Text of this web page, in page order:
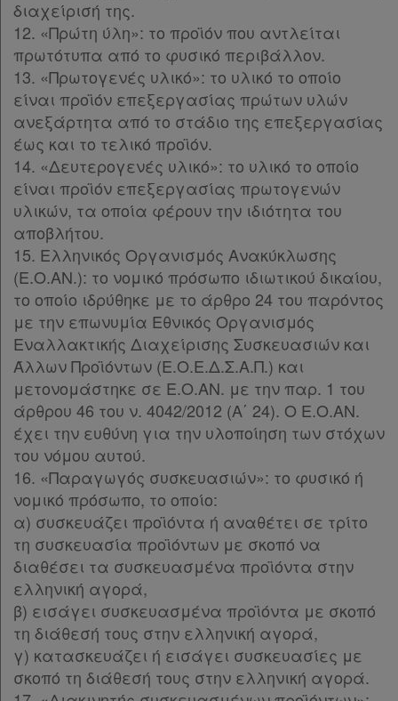
διαχείρισή της.
12. «Πρώτη ύλη»: το προϊόν που αντλείται
πρωτότυπα από το φυσικό περιβάλλον.
13. «Πρωτογενές υλικό»: το υλικό το οποίο
είναι προϊόν επεξεργασίας πρώτων υλών
ανεξάρτητα από το στάδιο της επεξεργασίας
έως και το τελικό προϊόν.
14. «Δευτερογενές υλικό»: το υλικό το οποίο
είναι προϊόν επεξεργασίας πρωτογενών
υλικών, τα οποία φέρουν την ιδιότητα του
αποβλήτου.
15. Ελληνικός Οργανισμός Ανακύκλωσης
(Ε.Ο.ΑΝ.): το νομικό πρόσωπο ιδιωτικού δικαίου,
το οποίο ιδρύθηκε με το άρθρο 24 του παρόντος
με την επωνυμία Εθνικός Οργανισμός
Εναλλακτικής Διαχείρισης Συσκευασιών και
Άλλων Προϊόντων (Ε.Ο.Ε.Δ.Σ.Α.Π.) και
μετονομάστηκε σε Ε.Ο.ΑΝ. με την παρ. 1 του
άρθρου 46 του ν. 4042/2012 (Α΄ 24). Ο Ε.Ο.ΑΝ.
έχει την ευθύνη για την υλοποίηση των στόχων
του νόμου αυτού.
16. «Παραγωγός συσκευασιών»: το φυσικό ή
νομικό πρόσωπο, το οποίο:
α) συσκευάζει προϊόντα ή αναθέτει σε τρίτο
τη συσκευασία προϊόντων με σκοπό να
διαθέσει τα συσκευασμένα προϊόντα στην
ελληνική αγορά,
β) εισάγει συσκευασμένα προϊόντα με σκοπό
τη διάθεσή τους στην ελληνική αγορά,
γ) κατασκευάζει ή εισάγει συσκευασίες με
σκοπό τη διάθεσή τους στην ελληνική αγορά.